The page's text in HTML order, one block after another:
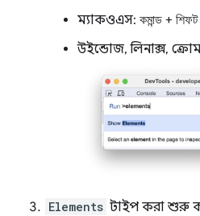
ম্যাকওএস: কমান্ড + শিফট
উইন্ডোজ, লিনাক্স,
Elements টাইপ করা শুরু